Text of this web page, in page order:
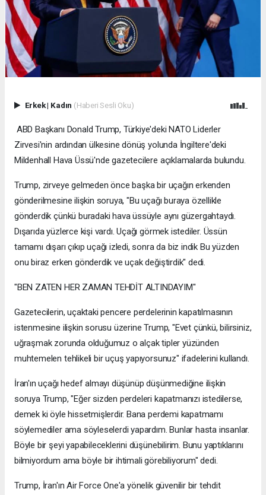
Erkek| Kadın (Haberi Sesli Oku)
ABD Başkanı Donald Trump, Türkiye'deki NATO Liderler
Zirvesi'nin ardından ülkesine dönüş yolunda İngiltere'deki
Mildenhall Hava Üssü'nde gazetecilere açıklamalarda bulundu.
Trump, zirveye gelmeden önce başka bir uçağın erkenden
gönderilmesine ilişkin soruya, "Bu uçağı buraya özellikle
gönderdik çünkü buradaki hava üssüyle aynı güzergahtaydı.
Dışarıda yüzlerce kişi vardı. Uçağı görmek istediler. Üssün
tamamı dışarı çıkıp uçağı izledi, sonra da biz indik Bu yüzden
onu biraz erken gönderdik ve uçak değiştirdik" dedi.
"BEN ZATEN HER ZAMAN TEHDİT ALTINDAYIM"
Gazetecilerin, uçaktaki pencere perdelerinin kapatılmasının
istenmesine ilişkin sorusu üzerine Trump, "Evet çünkü, bilirsiniz,
uğraşmak zorunda olduğumuz o alçak tipler yüzünden
muhtemelen tehlikeli bir uçuş yapıyorsunuz" ifadelerini kullandı.
İran'ın uçağı hedef almayı düşünüp düşünmediğine ilişkin
soruya Trump, "Eğer sizden perdeleri kapatmanızı istedilerse,
demek ki öyle hissetmişlerdir. Bana perdemi kapatmamı
söylemediler ama söyleselerdi yapardım. Bunlar hasta insanlar.
Böyle bir şeyi yapabileceklerini düşünebilirim. Bunu yaptıklarını
bilmiyordum ama böyle bir ihtimali görebiliyorum" dedi.
Trump, İran'ın Air Force One'a yönelik güvenilir bir tehdit